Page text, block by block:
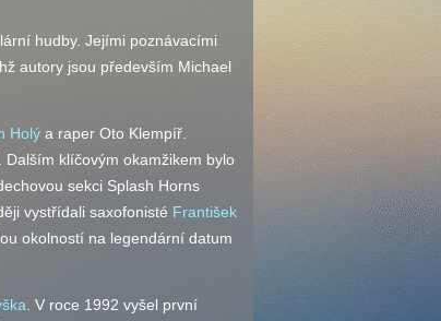
hudby. Jejími poznávacími
autory jsou především Michael
Holý a raper Oto Klempíř.
klíčovým okamžikem bylo
sekci Splash Horns
vystřídali saxofonisté František
okolností na legendární datum
. V roce 1992 vyšel první